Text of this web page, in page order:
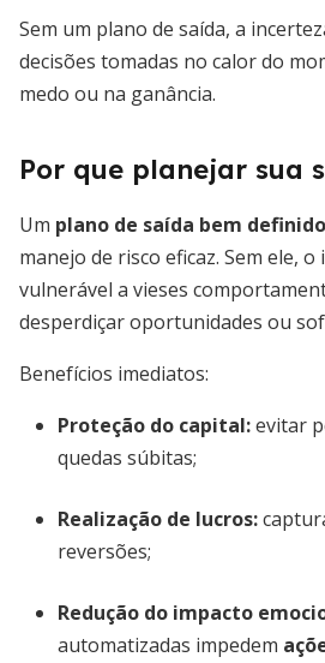
Sem um plano de saída, a
decisões tomadas no calor do
medo ou na ganância.
Por que planejar sua
Um plano de saída bem definido
manejo de risco eficaz. Sem ele,
vulnerável a vieses
desperdiçar oportunidades ou
Benefícios imediatos:
Proteção do capital:evitar
quedas súbitas;
Realização de lucros:
reversões;
Redução do impacto
automatizadas impedem